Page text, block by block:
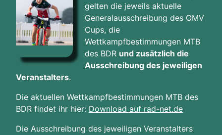
gelten die jeweils aktuelle
Generalausschreibung des OMV
Cups, die
Wettkampfbestimmungen MTB
des BDR und zusätzlich die
Ausschreibung des jeweiligen
Veranstalters.
Die aktuellen Wettkampfbestimmungen MTB des
BDR findet ihr hier: Download auf rad-net.de
Die Ausschreibung des jeweiligen Veranstalters